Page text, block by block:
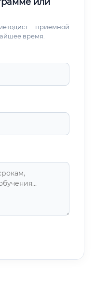
приемной
время.